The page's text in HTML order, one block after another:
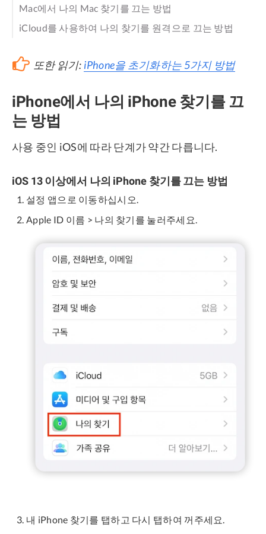
Mac에서 나의 Mac 찾기를 끄는 방법
iCloud를 사용하여 나의 찾기를 원격으로 끄는 방법
또한 읽기: iPhone을 초기화하는 5가지 방법
iPhone에서 나의 iPhone 찾기를 끄
는 방법
사용 중인 iOS에 따라 단계가 약간 다릅니다.
iOS 13 이상에서 나의 iPhone 찾기를 끄는 방법
설정 앱으로 이동하십시오.
Apple ID 이름 > 나의 찾기를 눌러주세요.
내 iPhone 찾기를 탭하고 다시 탭하여 꺼주세요.